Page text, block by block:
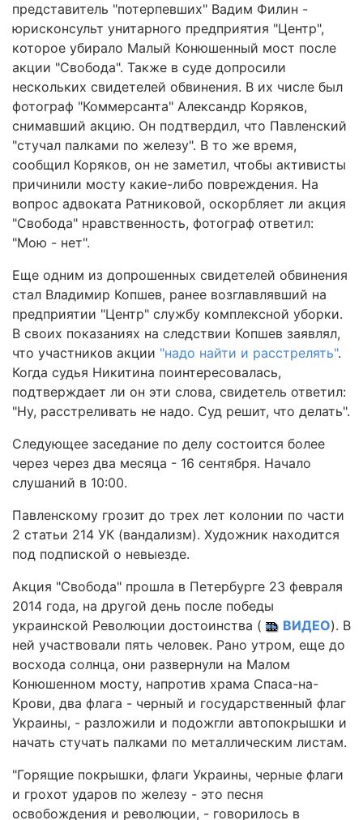
представитель "потерпевших" Вадим Филин -
юрисконсульт унитарного предприятия "Центр",
которое убирало Малый Конюшенный мост после
акции "Свобода". Также в суде допросили
нескольких свидетелей обвинения. В их числе был
фотограф "Коммерсанта" Александр Коряков,
снимавший акцию. Он подтвердил, что Павленский
"стучал палками по железу". В то же время,
сообщил Коряков, он не заметил, чтобы активисты
причинили мосту какие-либо повреждения. На
вопрос адвоката Ратниковой, оскорбляет ли акция
"Свобода" нравственность, фотограф ответил:
"Мою - нет".
Еще одним из допрошенных свидетелей обвинения
стал Владимир Копшев, ранее возглавлявший на
предприятии "Центр" службу комплексной уборки.
В своих показаниях на следствии Копшев заявлял,
что участников акции "надо найти и расстрелять".
Когда судья Никитина поинтересовалась,
подтверждает ли он эти слова, свидетель ответил:
"Ну, расстреливать не надо. Суд решит, что делать".
Следующее заседание по делу состоится более
через через два месяца - 16 сентября. Начало
слушаний в 10:00.
Павленскому грозит до трех лет колонии по части
2 статьи 214 УК (вандализм). Художник находится
под подпиской о невыезде.
Акция "Свобода" прошла в Петербурге 23 февраля
2014 года, на другой день после победы
украинской Революции достоинства (
ВИДЕО). В
ней участвовали пять человек. Рано утром, еще до
восхода солнца, они развернули на Малом
Конюшенном мосту, напротив храма Спаса-на-
Крови, два флага - черный и государственный флаг
Украины, - разложили и подожгли автопокрышки и
начать стучать палками по металлическим листам.
"Горящие покрышки, флаги Украины, черные флаги
и грохот ударов по железу - это песня
освобождения и революции, - говорилось в